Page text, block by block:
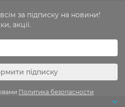
за підписку на новини!
акції.
підписку
Политика безопасности